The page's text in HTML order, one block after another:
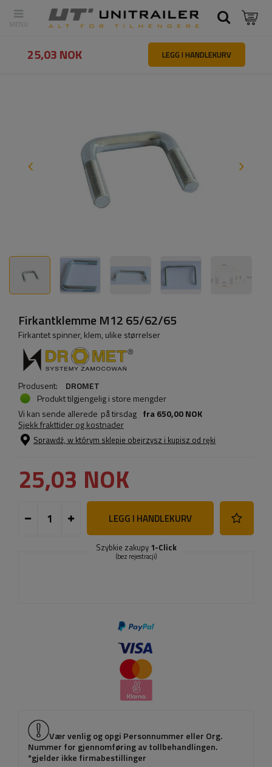
Tilbake Hovedside Reservedeler og tilbehør til tilhengere
Firkantklemme M12 65/62/65
Firkantet spinner, klem, ulike størrelser
Produsent:
DROMET
Produkt tilgjengelig i store mengder
Vi kan sende allerede på tirsdag fra650,00 NOK
Sjekk frakttider og kostnader
Sprawdź, w którym sklepie obejrzysz i kupisz od ręki
25,03 NOK
LEGG I HANDLEKURV
Szybkie zakupy 1-Click
(bez rejestracji)
Vær venlig og opgi Personnummer eller Org.
Nummer for gjennomføring av tollbehandlingen.
*gjelder ikke firmabestillinger
25,03 NOK LEGG I HANDLEKURV